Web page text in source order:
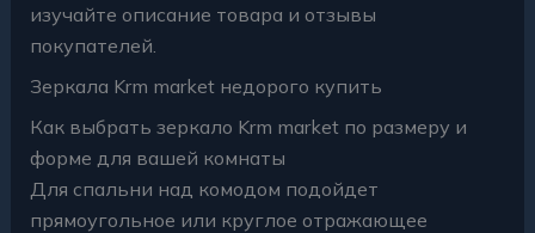
изучайте описание товара и отзывы
покупателей.
Зеркала Krm market недорого купить
Как выбрать зеркало Krm market по размеру и
форме для вашей комнаты
Для спальни над комодом подойдет
прямоугольное или круглое отражающее